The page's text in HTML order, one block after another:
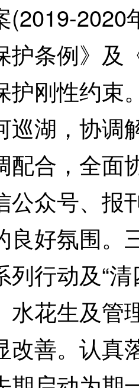
(2019-2020
护条例》及
护刚性约束
巡湖，协调
配合，全面
公众号、报
良好氛围。
列行动及“
水花生及管
改善。认真